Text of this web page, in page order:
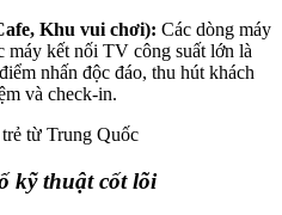
Khu vui chơi): Các dòng máy
máy kết nối TV công suất lớn là
nhấn độc đáo, thu hút khách
và check-in.
kỹ thuật cốt lõi